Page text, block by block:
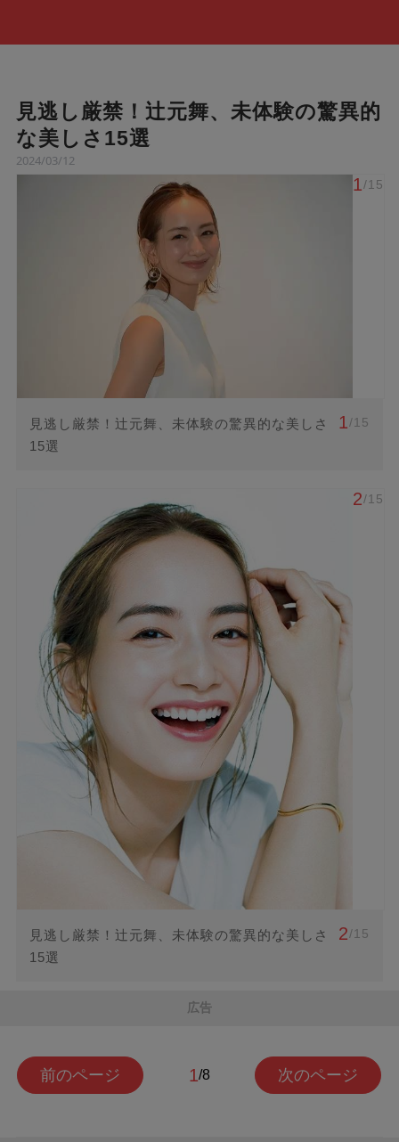
見逃し厳禁！辻元舞、未体験の驚異的
な美しさ15選
2024/03/12
1/15
見逃し厳禁！辻元舞、未体験の驚異的な美しさ
15選
1/15
2/15
見逃し厳禁！辻元舞、未体験の驚異的な美しさ
15選
2/15
広告
前のページ 1/8 次のページ